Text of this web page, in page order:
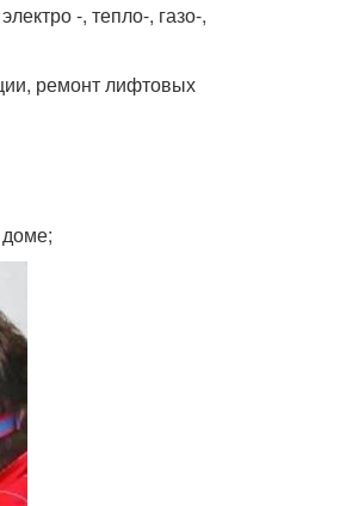
-, тепло-, газо-,
ремонт лифтовых